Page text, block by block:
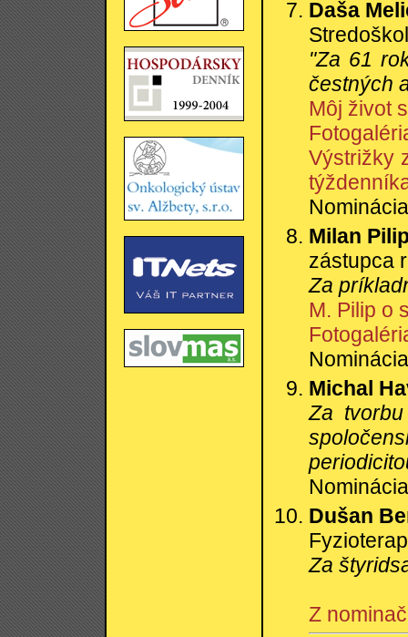
Daša
"Za 61
čestných
Môj život
Výstrižky
Milan
zástupca
Za
M. Pilip o
Michal
Za
Dušan
Za
Z